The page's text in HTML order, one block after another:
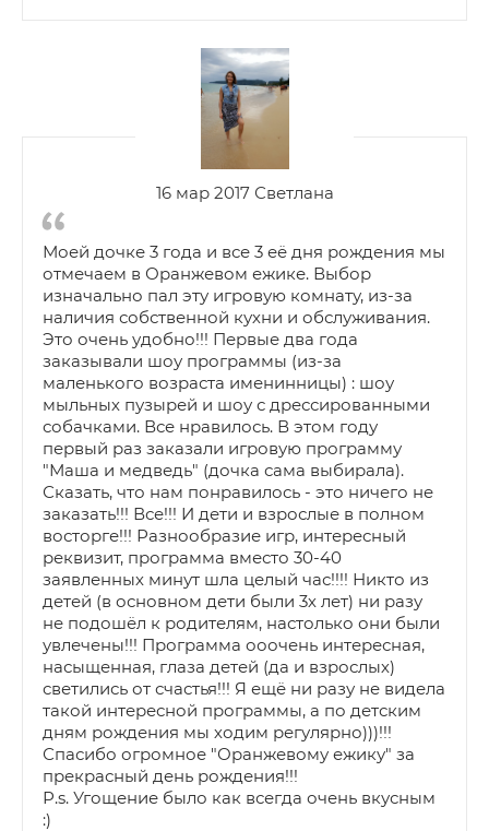
16 мар 2017 Светлана
Моей дочке 3 года и все 3 её дня рождения мы
отмечаем в Оранжевом ежике. Выбор
изначально пал эту игровую комнату, из-за
наличия собственной кухни и обслуживания.
Это очень удобно!!! Первые два года
заказывали шоу программы (из-за
маленького возраста именинницы) : шоу
мыльных пузырей и шоу с дрессированными
собачками. Все нравилось. В этом году
первый раз заказали игровую программу
"Маша и медведь" (дочка сама выбирала).
Сказать, что нам понравилось - это ничего не
заказать!!! Все!!! И дети и взрослые в полном
восторге!!! Разнообразие игр, интересный
реквизит, программа вместо 30-40
заявленных минут шла целый час!!!! Никто из
детей (в основном дети были 3х лет) ни разу
не подошёл к родителям, настолько они были
увлечены!!! Программа ооочень интересная,
насыщенная, глаза детей (да и взрослых)
светились от счастья!!! Я ещё ни разу не видела
такой интересной программы, а по детским
дням рождения мы ходим регулярно)))!!!
Спасибо огромное "Оранжевому ежику" за
прекрасный день рождения!!!
Р.s. Угощение было как всегда очень вкусным
:)